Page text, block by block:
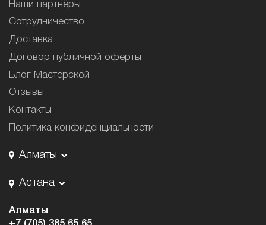
Наши партнёры
Сотрудничество
Доставка
Договор публичной оферты
Блог Мастерской
Отзывы
Контакты
Политика конфиденциальности
Алматы
Астана
Алматы